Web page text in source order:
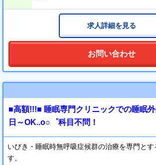
求人詳細を見る
お問い合わせ
■高額!!!■ 睡眠専門クリニックでの睡眠
日～OK..o○゜科目不問！
いびき・睡眠時無呼吸症候群の治療を専門と
す。